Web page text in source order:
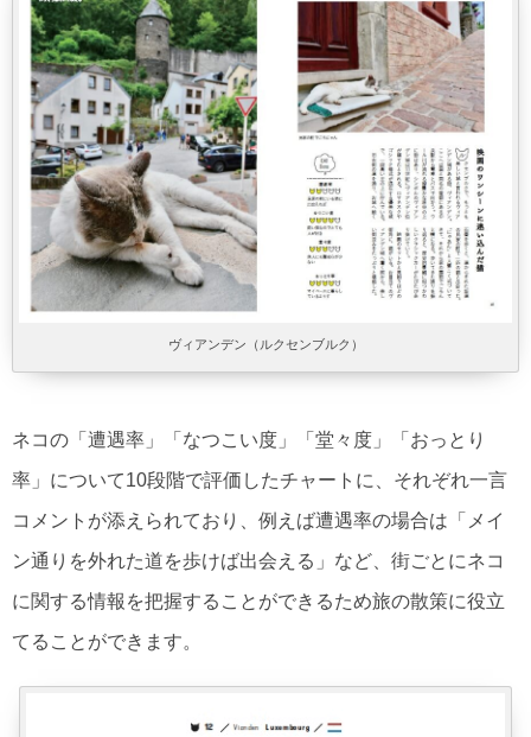
ヴィアンデン（ルクセンブルク）
ネコの「遭遇率」「なつこい度」「堂々度」「おっとり
率」について10段階で評価したチャートに、それぞれ一言
コメントが添えられており、例えば遭遇率の場合は「メイ
ン通りを外れた道を歩けば出会える」など、街ごとにネコ
に関する情報を把握することができるため旅の散策に役立
てることができます。